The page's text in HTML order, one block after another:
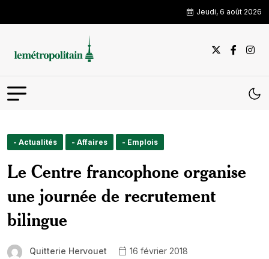
Jeudi, 6 août 2026
- Actualités - Affaires - Emplois
Le Centre francophone organise
une journée de recrutement
bilingue
Quitterie Hervouet
16 février 2018